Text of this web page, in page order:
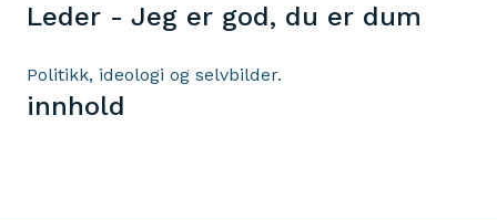
Leder - Jeg er god, du er dum
Politikk, ideologi og selvbilder.
innhold